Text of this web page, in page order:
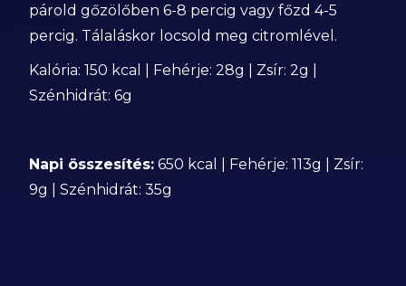
párold gőzölőben 6-8 percig vagy főzd 4-5
percig. Tálaláskor locsold meg citromlével.
Kalória: 150 kcal | Fehérje: 28g | Zsír: 2g |
Szénhidrát: 6g
Napi összesítés: 650 kcal | Fehérje: 113g | Zsír:
9g | Szénhidrát: 35g